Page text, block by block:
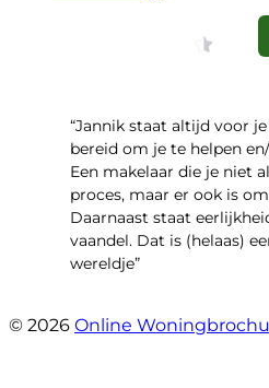
“Jannik staat altijd voor
bereid om je te helpen
Een makelaar die je niet
proces, maar er ook is
Daarnaast staat
vaandel. Dat is (helaas)
wereldje”
© 2026 Online